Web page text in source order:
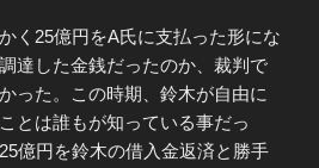
く25億円をA氏に支払った形にな
達した金銭だったのか、裁判で
った。この時期、鈴木が自由に
とは誰もが知っている事だっ
億円を鈴木の借入金返済と勝手